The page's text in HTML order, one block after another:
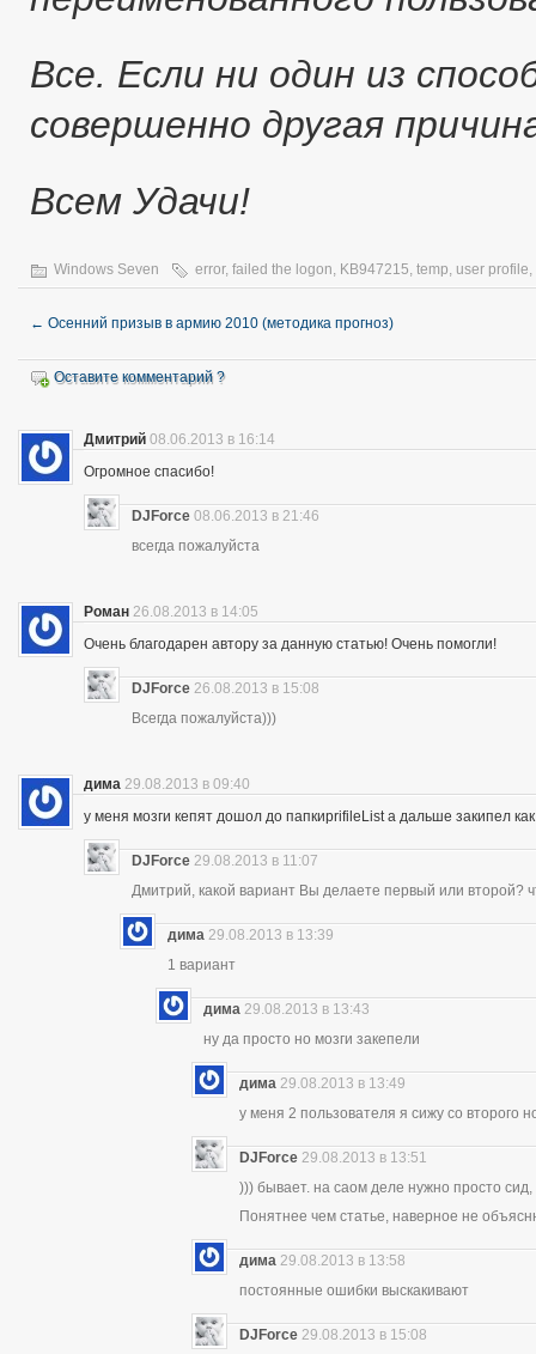
Все. Если ни один из
совершенно другая
Всем Удачи!
Windows Seven error, failed the logon KB947215 temp user profile
← Осенний призыв в армию 2010 (методика прогноз)
Оставите комментарий ?
Дмитрий 08.06.2013 в 16:14
Огромное спасибо!
DJForce 08.06.2013 в 21:46
всегда пожалуйста
Роман 26.08.2013 в 14:05
Очень благодарен автору за данную статью! Очень помогли!
DJForce 26.08.2013 в 15:08
Всегда пожалуйста)))
дима 29.08.2013 в 09:40
у меня мозги кепят дошол до папкиprifileList а дальше закипел
DJForce 29.08.2013 в 11:07
Дмитрий, какой вариант Вы делаете первый или второй?
дима 29.08.2013 в 13:39
1 вариант
дима 29.08.2013 в 13:43
ну да просто но мозги закепели
дима 29.08.2013 в 13:49
у меня 2 пользователя я сижу со второго
DJForce 29.08.2013 в 13:51
))) бывает. на саом деле нужно просто
Понятнее чем статье, наверное не
дима 29.08.2013 в 13:58
постоянные ошибки выскакивают
DJForce 29.08.2013 в 15:08